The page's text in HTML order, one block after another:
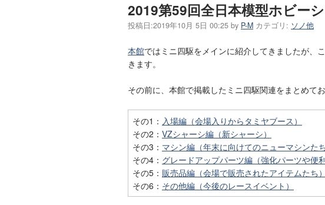
2019第59回全日本模型ホビー
投稿日:2019年10月 5日 00:25 by P-M カテゴリ: ソノ他
本館ではミニ四駆をメインに紹介してきましたが、
きます。
その前に、本館で掲載したミニ四駆関連をまとめてお
その1： 入場編（会場入りからタミヤブース）
その2： VZシャーシ編（新シャーシ）
その3： マシン編（年末に向けてのニューマシンたち
その4： グレードアップパーツ編（強化パーツや便
その5： 販売品編（会場で販売されたアイテムたち）
その6： その他編（今後のレースイベント）